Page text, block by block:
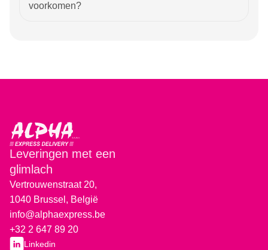
voorkomen?
Leveringen met een
glimlach
Vertrouwenstraat 20,
1040 Brussel, België
info@alphaexpress.be
+32 2 647 89 20
Linkedin